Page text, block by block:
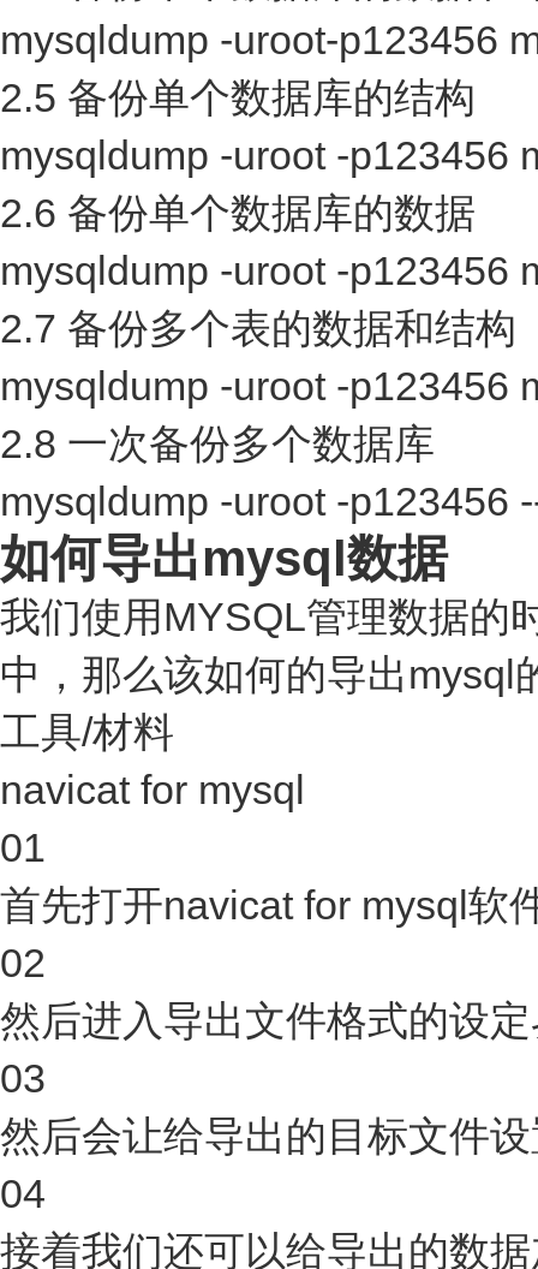
mysqldump -uroot-p123456
2.5 备份单个数据库的结构
mysqldump -uroot -p123456
2.6 备份单个数据库的数据
mysqldump -uroot -p123456
2.7 备份多个表的数据和结
mysqldump -uroot -p123456
2.8 一次备份多个数据库
mysqldump -uroot -p123456
如何导出mysql数据
我们使用MYSQL管理数据的
中，那么该如何的导出mysql
工具/材料
navicat for mysql
01
首先打开navicat for mysql软
02
然后进入导出文件格式的设
03
然后会让给导出的目标文件
04
接着我们还可以给导出的数